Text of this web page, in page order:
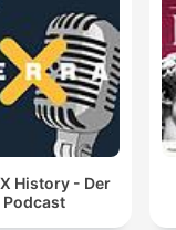
History - Der
Podcast